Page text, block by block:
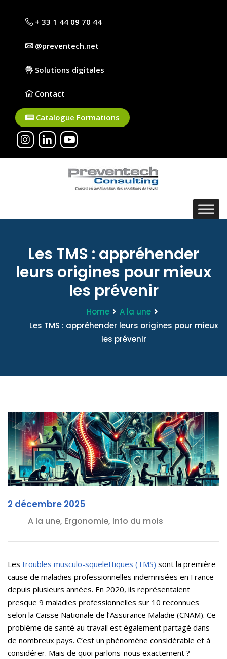
+ 33 1 44 09 70 44
@preventech.net
Solutions digitales
Contact
Catalogue Formations
Les TMS : appréhender
leurs origines pour mieux
les prévenir
Home
A la une
Les TMS : appréhender leurs origines pour mieux
les prévenir
2 décembre 2025
A la une, Ergonomie, Info du mois
Les troubles musculo-squelettiques (TMS) sont la première
cause de maladies professionnelles indemnisées en France
depuis plusieurs années. En 2020, ils représentaient
presque 9 maladies professionnelles sur 10 reconnues
selon la Caisse Nationale de l’Assurance Maladie (CNAM). Ce
problème de santé au travail est également partagé dans
de nombreux pays. C’est un phénomène considérable et à
considérer. Mais de quoi parlons-nous exactement ?